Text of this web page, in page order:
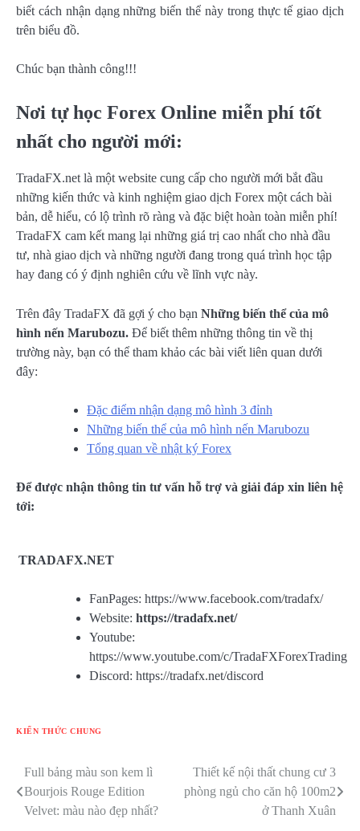
biết cách nhận dạng những biến thể này trong thực tế giao dịch
trên biểu đồ.
Chúc bạn thành công!!!
Nơi tự học Forex Online miễn phí tốt
nhất cho người mới:
TradaFX.net là một website cung cấp cho người mới bắt đầu
những kiến thức và kinh nghiệm giao dịch Forex một cách bài
bản, dễ hiểu, có lộ trình rõ ràng và đặc biệt hoàn toàn miễn phí!
TradaFX cam kết mang lại những giá trị cao nhất cho nhà đầu
tư, nhà giao dịch và những người đang trong quá trình học tập
hay đang có ý định nghiên cứu về lĩnh vực này.
Trên đây TradaFX đã gợi ý cho bạn Những biến thể của mô
hình nến Marubozu. Để biết thêm những thông tin về thị
trường này, bạn có thể tham khảo các bài viết liên quan dưới
đây:
Đặc điểm nhận dạng mô hình 3 đỉnh
Những biến thể của mô hình nến Marubozu
Tổng quan về nhật ký Forex
Để được nhận thông tin tư vấn hỗ trợ và giải đáp xin liên hệ
tới:
TRADAFX.NET
FanPages: https://www.facebook.com/tradafx/
Website: https://tradafx.net/
Youtube:
https://www.youtube.com/c/TradaFXForexTrading
Discord: https://tradafx.net/discord
KIẾN THỨC CHUNG
Điều
hướng
Full bảng màu son kem lì
Bourjois Rouge Edition
Velvet: màu nào đẹp nhất?
Thiết kế nội thất chung cư 3
phòng ngủ cho căn hộ 100m2
ở Thanh Xuân